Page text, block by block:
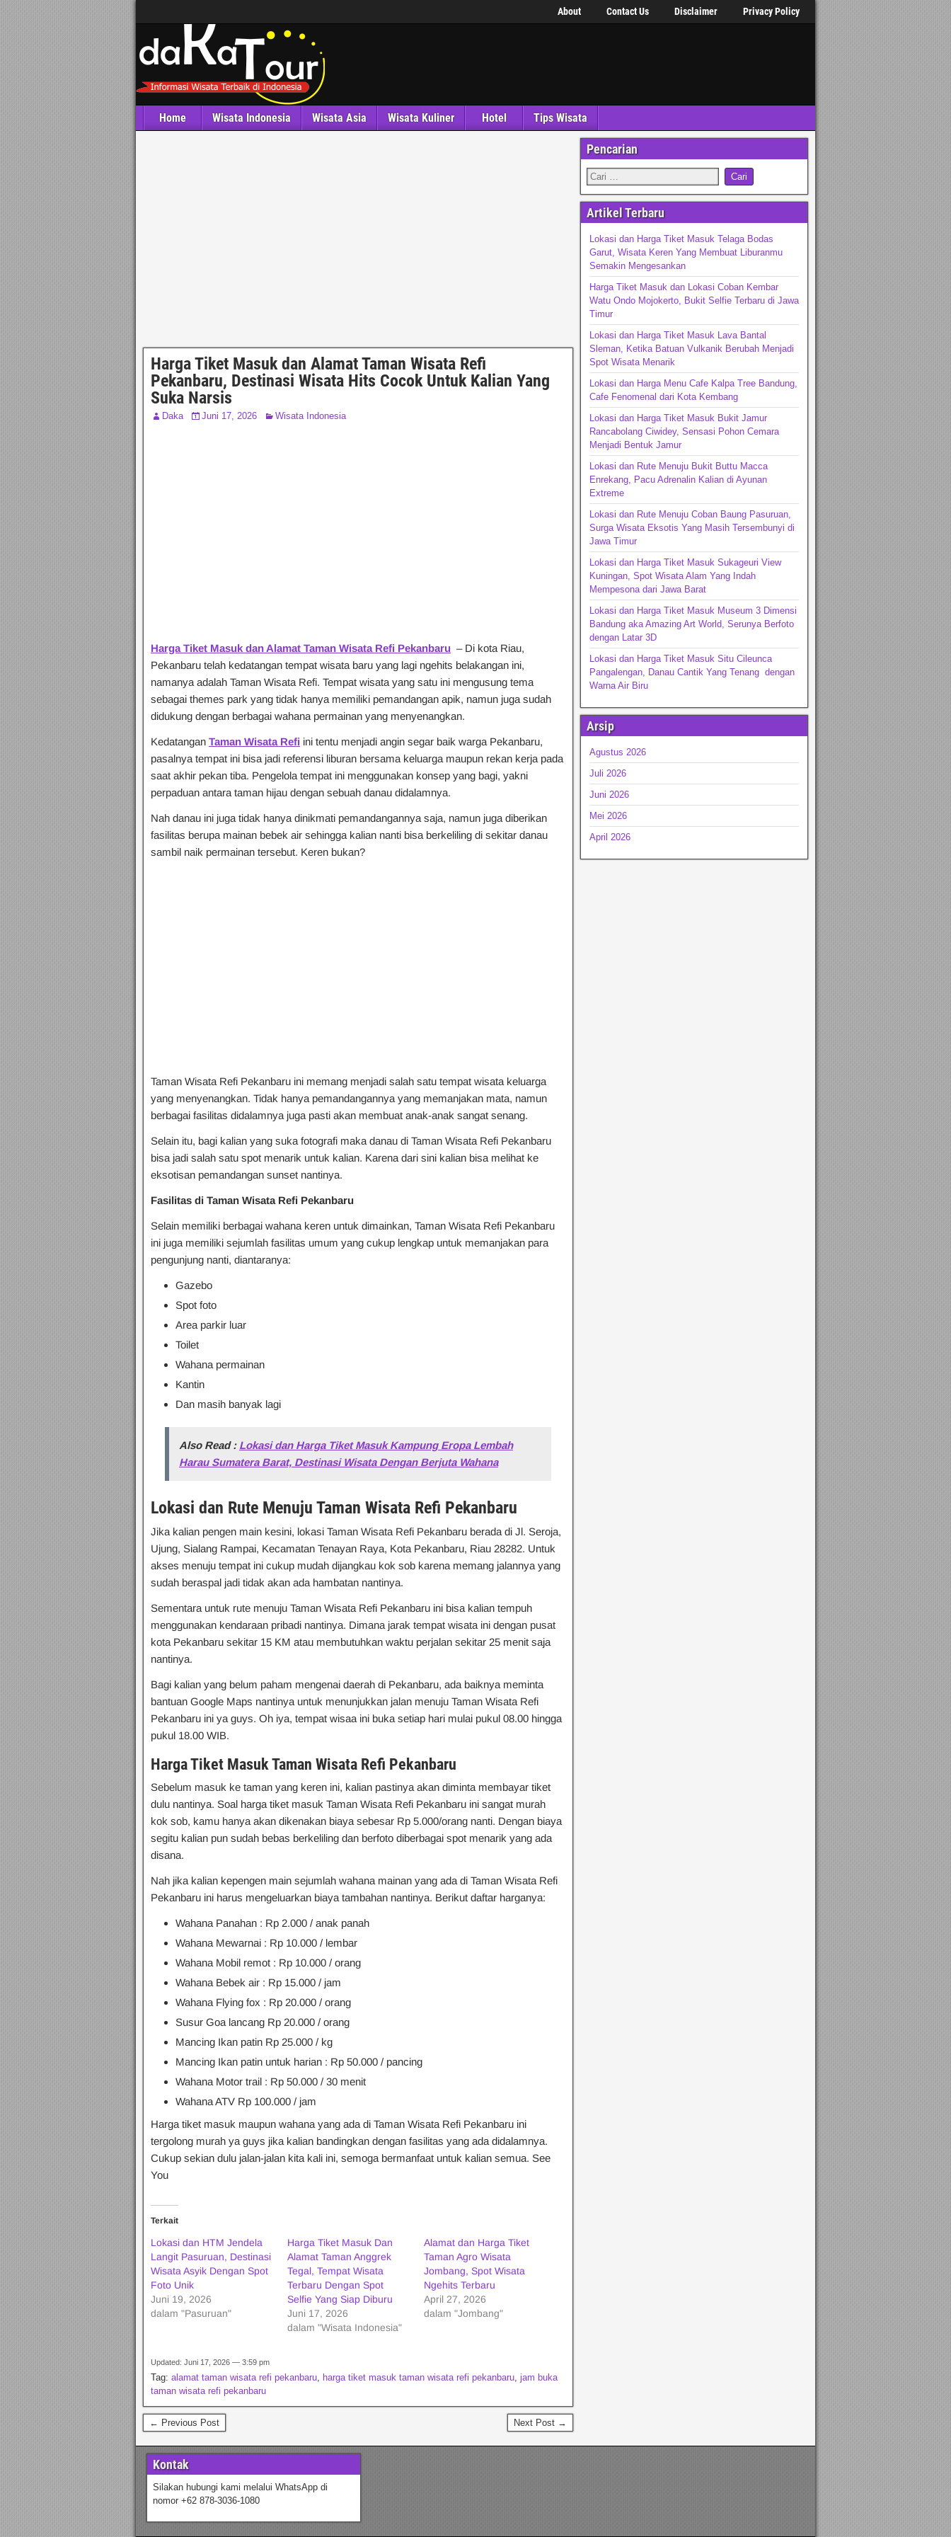
About Contact Us Disclaimer Privacy Policy
Home Wisata Indonesia Wisata Asia Wisata Kuliner Hotel Tips Wisata
Harga Tiket Masuk dan Alamat Taman Wisata Refi
Pekanbaru, Destinasi Wisata Hits Cocok Untuk Kalian Yang
Suka Narsis
Daka Juni 17, 2026 Wisata Indonesia
Harga Tiket Masuk dan Alamat Taman Wisata Refi Pekanbaru – Di kota Riau,
Pekanbaru telah kedatangan tempat wisata baru yang lagi ngehits belakangan ini,
namanya adalah Taman Wisata Refi. Tempat wisata yang satu ini mengusung tema
sebagai themes park yang tidak hanya memiliki pemandangan apik, namun juga sudah
didukung dengan berbagai wahana permainan yang menyenangkan.
Kedatangan Taman Wisata Refi ini tentu menjadi angin segar baik warga Pekanbaru,
pasalnya tempat ini bisa jadi referensi liburan bersama keluarga maupun rekan kerja pada
saat akhir pekan tiba. Pengelola tempat ini menggunakan konsep yang bagi, yakni
perpaduan antara taman hijau dengan sebuah danau didalamnya.
Nah danau ini juga tidak hanya dinikmati pemandangannya saja, namun juga diberikan
fasilitas berupa mainan bebek air sehingga kalian nanti bisa berkeliling di sekitar danau
sambil naik permainan tersebut. Keren bukan?
Taman Wisata Refi Pekanbaru ini memang menjadi salah satu tempat wisata keluarga
yang menyenangkan. Tidak hanya pemandangannya yang memanjakan mata, namun
berbagai fasilitas didalamnya juga pasti akan membuat anak-anak sangat senang.
Selain itu, bagi kalian yang suka fotografi maka danau di Taman Wisata Refi Pekanbaru
bisa jadi salah satu spot menarik untuk kalian. Karena dari sini kalian bisa melihat ke
eksotisan pemandangan sunset nantinya.
Fasilitas di Taman Wisata Refi Pekanbaru
Selain memiliki berbagai wahana keren untuk dimainkan, Taman Wisata Refi Pekanbaru
ini juga memiliki sejumlah fasilitas umum yang cukup lengkap untuk memanjakan para
pengunjung nanti, diantaranya:
Gazebo
Spot foto
Area parkir luar
Toilet
Wahana permainan
Kantin
Dan masih banyak lagi
Also Read : Lokasi dan Harga Tiket Masuk Kampung Eropa Lembah
Harau Sumatera Barat, Destinasi Wisata Dengan Berjuta Wahana
Lokasi dan Rute Menuju Taman Wisata Refi Pekanbaru
Jika kalian pengen main kesini, lokasi Taman Wisata Refi Pekanbaru berada di Jl. Seroja,
Ujung, Sialang Rampai, Kecamatan Tenayan Raya, Kota Pekanbaru, Riau 28282. Untuk
akses menuju tempat ini cukup mudah dijangkau kok sob karena memang jalannya yang
sudah beraspal jadi tidak akan ada hambatan nantinya.
Sementara untuk rute menuju Taman Wisata Refi Pekanbaru ini bisa kalian tempuh
menggunakan kendaraan pribadi nantinya. Dimana jarak tempat wisata ini dengan pusat
kota Pekanbaru sekitar 15 KM atau membutuhkan waktu perjalan sekitar 25 menit saja
nantinya.
Bagi kalian yang belum paham mengenai daerah di Pekanbaru, ada baiknya meminta
bantuan Google Maps nantinya untuk menunjukkan jalan menuju Taman Wisata Refi
Pekanbaru ini ya guys. Oh iya, tempat wisaa ini buka setiap hari mulai pukul 08.00 hingga
pukul 18.00 WIB.
Harga Tiket Masuk Taman Wisata Refi Pekanbaru
Sebelum masuk ke taman yang keren ini, kalian pastinya akan diminta membayar tiket
dulu nantinya. Soal harga tiket masuk Taman Wisata Refi Pekanbaru ini sangat murah
kok sob, kamu hanya akan dikenakan biaya sebesar Rp 5.000/orang nanti. Dengan biaya
segitu kalian pun sudah bebas berkeliling dan berfoto diberbagai spot menarik yang ada
disana.
Nah jika kalian kepengen main sejumlah wahana mainan yang ada di Taman Wisata Refi
Pekanbaru ini harus mengeluarkan biaya tambahan nantinya. Berikut daftar harganya:
Wahana Panahan : Rp 2.000 / anak panah
Wahana Mewarnai : Rp 10.000 / lembar
Wahana Mobil remot : Rp 10.000 / orang
Wahana Bebek air : Rp 15.000 / jam
Wahana Flying fox : Rp 20.000 / orang
Susur Goa lancang Rp 20.000 / orang
Mancing Ikan patin Rp 25.000 / kg
Mancing Ikan patin untuk harian : Rp 50.000 / pancing
Wahana Motor trail : Rp 50.000 / 30 menit
Wahana ATV Rp 100.000 / jam
Harga tiket masuk maupun wahana yang ada di Taman Wisata Refi Pekanbaru ini
tergolong murah ya guys jika kalian bandingkan dengan fasilitas yang ada didalamnya.
Cukup sekian dulu jalan-jalan kita kali ini, semoga bermanfaat untuk kalian semua. See
You
Terkait
Lokasi dan HTM Jendela
Langit Pasuruan, Destinasi
Wisata Asyik Dengan Spot
Foto Unik
Juni 19, 2026
dalam "Pasuruan"
Harga Tiket Masuk Dan
Alamat Taman Anggrek
Tegal, Tempat Wisata
Terbaru Dengan Spot
Selfie Yang Siap Diburu
Juni 17, 2026
dalam "Wisata Indonesia"
Alamat dan Harga Tiket
Taman Agro Wisata
Jombang, Spot Wisata
Ngehits Terbaru
April 27, 2026
dalam "Jombang"
Updated: Juni 17, 2026 — 3:59 pm
Tag: alamat taman wisata refi pekanbaru, harga tiket masuk taman wisata refi pekanbaru, jam buka
taman wisata refi pekanbaru
← Previous Post Next Post →
Pencarian
Artikel Terbaru
Lokasi dan Harga Tiket Masuk Telaga Bodas
Garut, Wisata Keren Yang Membuat Liburanmu
Semakin Mengesankan
Harga Tiket Masuk dan Lokasi Coban Kembar
Watu Ondo Mojokerto, Bukit Selfie Terbaru di Jawa
Timur
Lokasi dan Harga Tiket Masuk Lava Bantal
Sleman, Ketika Batuan Vulkanik Berubah Menjadi
Spot Wisata Menarik
Lokasi dan Harga Menu Cafe Kalpa Tree Bandung,
Cafe Fenomenal dari Kota Kembang
Lokasi dan Harga Tiket Masuk Bukit Jamur
Rancabolang Ciwidey, Sensasi Pohon Cemara
Menjadi Bentuk Jamur
Lokasi dan Rute Menuju Bukit Buttu Macca
Enrekang, Pacu Adrenalin Kalian di Ayunan
Extreme
Lokasi dan Rute Menuju Coban Baung Pasuruan,
Surga Wisata Eksotis Yang Masih Tersembunyi di
Jawa Timur
Lokasi dan Harga Tiket Masuk Sukageuri View
Kuningan, Spot Wisata Alam Yang Indah
Mempesona dari Jawa Barat
Lokasi dan Harga Tiket Masuk Museum 3 Dimensi
Bandung aka Amazing Art World, Serunya Berfoto
dengan Latar 3D
Lokasi dan Harga Tiket Masuk Situ Cileunca
Pangalengan, Danau Cantik Yang Tenang dengan
Warna Air Biru
Arsip
Agustus 2026
Juli 2026
Juni 2026
Mei 2026
April 2026
Kontak
Silakan hubungi kami melalui WhatsApp di
nomor +62 878-3036-1080